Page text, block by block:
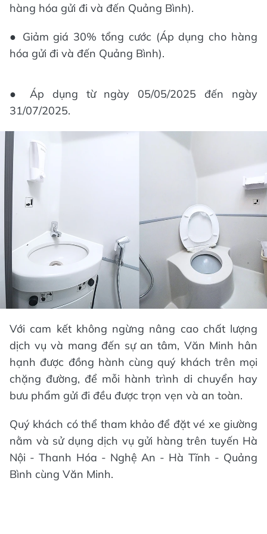
hàng hóa gửi đi và đến Quảng Bình).
● Giảm giá 30% tổng cước (Áp dụng cho hàng
hóa gửi đi và đến Quảng Bình).
● Áp dụng từ ngày 05/05/2025 đến ngày
31/07/2025.
Với cam kết không ngừng nâng cao chất lượng
dịch vụ và mang đến sự an tâm, Văn Minh hân
hạnh được đồng hành cùng quý khách trên mọi
chặng đường, để mỗi hành trình di chuyển hay
bưu phẩm gửi đi đều được trọn vẹn và an toàn.
Quý khách có thể tham khảo để đặt vé xe giường
nằm và sử dụng dịch vụ gửi hàng trên tuyến Hà
Nội - Thanh Hóa - Nghệ An - Hà Tĩnh - Quảng
Bình cùng Văn Minh.